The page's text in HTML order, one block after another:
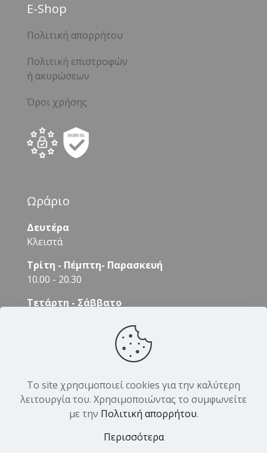
Ε-Shop
Πολιτική απορρήτου
Πολιτική επιστροφών
ή ακυρώσεων
Όροι χρήσης
Ωράριο
Δευτέρα
Κλειστά
Τρίτη - Πέμπτη- Παρασκευή
10.00 - 20.30
Τετάρτη - Σάββατο
© 2026 DK Hair Products. All Rights Reserved.
Το site χρησιμοποιεί cookies για την καλύτερη
λειτουργία του. Χρησιμοποιώντας το συμφωνείτε
με την Πολιτική απορρήτου.
Περισσότερα